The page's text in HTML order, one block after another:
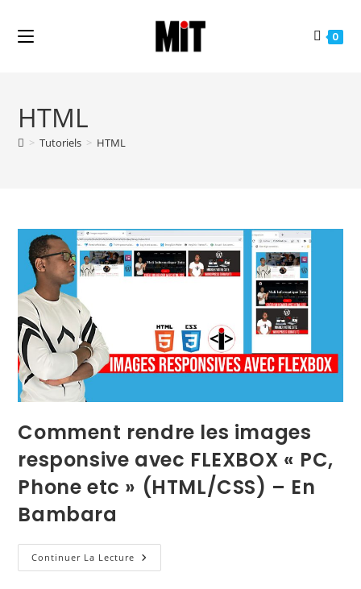
0
HTML
> Tutoriels > HTML
Comment rendre les images
responsive avec FLEXBOX « PC,
Phone etc » (HTML/CSS) – En
Bambara
Continuer La Lecture